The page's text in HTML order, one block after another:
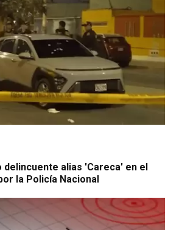
alias 'Careca' en el
la Policía Nacional